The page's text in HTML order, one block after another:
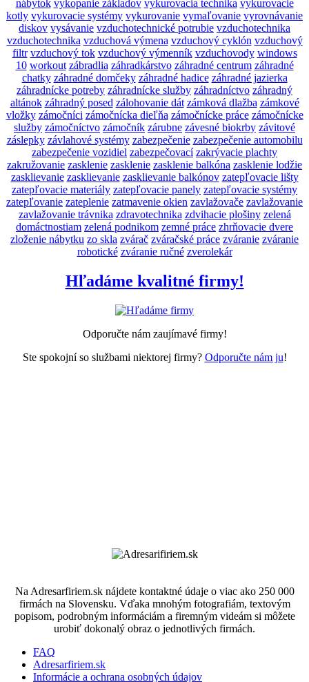
nábytok vykopanie základov vykurovacia technika vykurovacie
kotly vykurovacie systémy vykurovanie vymaľovanie vyrovnávanie
diskov vysávanie vzduchotechnické potrubie vzduchotechnika
vzduchotechnika vzduchová výmena vzduchový cyklón vzduchový
filtr vzduchový tok vzduchový výmenník vzduchovody windows
10 workout zábradlia záhradkárstvo záhradné centrum záhradné
chatky záhradné domčeky záhradné hadice záhradné jazierka
záhradnícke potreby záhradnícke služby záhradníctvo záhradný
altánok záhradný posed zálohovanie dát zámková dlažba zámkové
vložky zámočníci zámočnícka dieľňa zámočnícke práce zámočnícke
služby zámočníctvo zámočník zárubne závesné biokrby závitové
záslepky závlahové systémy zabezpečenie zabezpečenie automobilu
zabezpečenie vozidiel zabezpečovací zakrývacie plachty
zakružovanie zasklenie zasklenie zasklenie balkóna zasklenie lodžie
zasklievanie zasklievanie zasklievanie balkónov zatepľovacie lišty
zatepľovacie materiály zatepľovacie panely zatepľovacie systémy
zatepľovanie zateplenie zatmavenie okien zavlažovače zavlažovanie
zavlažovanie trávnika zdravotechnika zdvihacie plošiny zelená
domáctnostiam zelená podnikom zemné práce zhrňovacie dvere
zloženie nábytku zo skla zvárač zváračské práce zváranie zváranie
robotické zváranie ručné zverolekár
Hľadáme kvalitné firmy!
Odporučte nám zaujímavé firmy!
Ste spokojní so službami niektorej firmy? Odporučte nám ju!
Na Adresarfiriem.sk nájdete kontaktné údaje o viac ako 250 000
firmách na Slovensku. Vďaka mnohým fotografiám, textovým
popisom, podrobným informáciám a firemným videám si môžete
urobiť dokonalý obraz o jednotlivých firmách.
FAQ
Adresarfiriem.sk
Informácie a ochrana osobných údajov